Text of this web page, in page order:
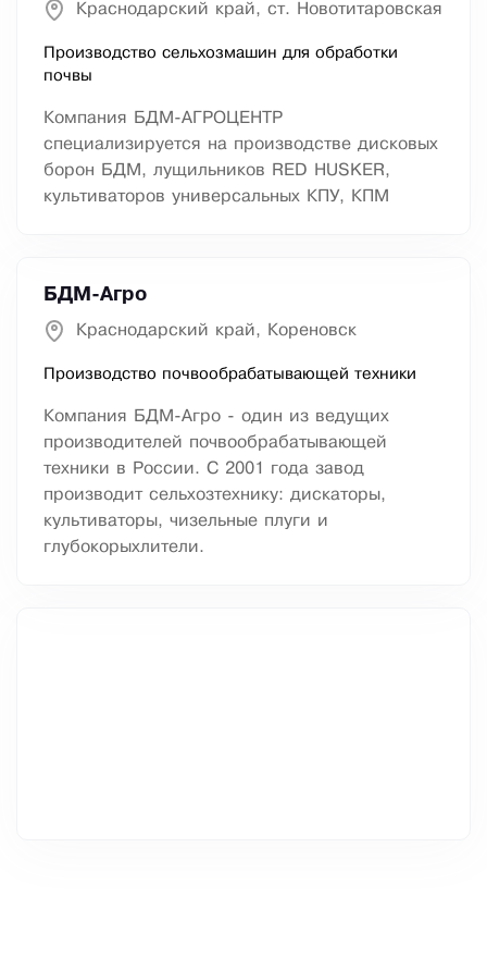
Краснодарский край, ст. Новотитаровская
Производство сельхозмашин для обработки
почвы
Компания БДМ-АГРОЦЕНТР
специализируется на производстве дисковых
борон БДМ, лущильников RED HUSKER,
культиваторов универсальных КПУ, КПМ
БДМ-Агро
Краснодарский край, Кореновск
Производство почвообрабатывающей техники
Компания БДМ-Агро - один из ведущих
производителей почвообрабатывающей
техники в России. С 2001 года завод
производит сельхозтехнику: дискаторы,
культиваторы, чизельные плуги и
глубокорыхлители.